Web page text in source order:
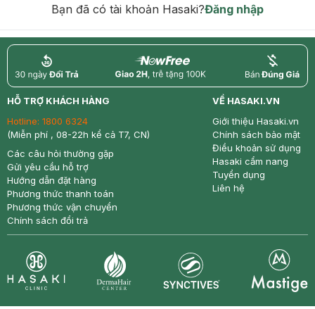
Bạn đã có tài khoản Hasaki?Đăng nhập
return nowfree price
HỖ TRỢ KHÁCH HÀNG
Hotline: 1800 6324
(Miễn phí , 08-22h kể cả T7, CN)
Các câu hỏi thường gặp
Gửi yêu cầu hỗ trợ
Hướng dẫn đặt hàng
Phương thức thanh toán
Phương thức vận chuyển
Chính sách đổi trả
VỀ HASAKI.VN
Giới thiệu Hasaki.vn
Chính sách bảo mật
Điều khoản sử dụng
Hasaki cẩm nang
Tuyển dụng
Liên hệ